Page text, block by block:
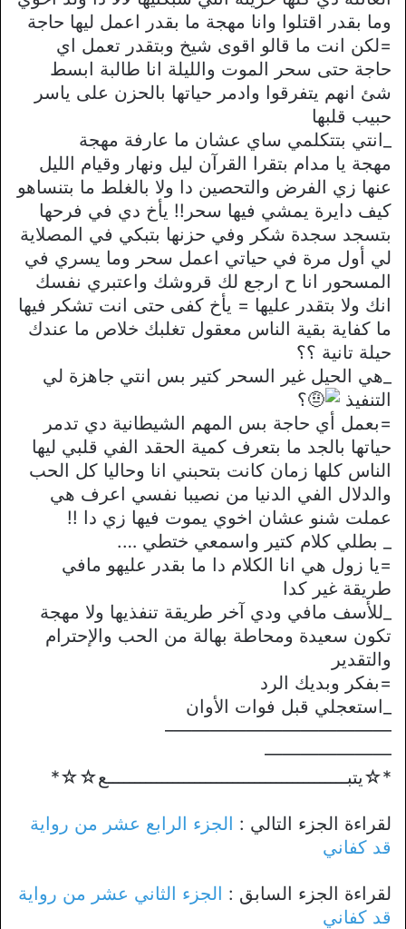
وما بقدر اقتلوا وانا مهجة ما بقدر اعمل ليها حاجة
=لكن انت ما قالو اقوى شيخ وبتقدر تعمل اي
حاجة حتى سحر الموت والليلة انا طالبة ابسط
شئ انهم يتفرقوا وادمر حياتها بالحزن على ياسر
حبيب قلبها
_انتي بتتكلمي ساي عشان ما عارفة مهجة
مهجة يا مدام بتقرا القرآن ليل ونهار وقيام الليل
عنها زي الفرض والتحصين دا ولا بالغلط ما بتنساهو
كيف دايرة يمشي فيها سحر!! يأخ دي في فرحها
بتسجد سجدة شكر وفي حزنها بتبكي في المصلاية
لي أول مرة في حياتي اعمل سحر وما يسري في
المسحور انا ح ارجع لك قروشك واعتبري نفسك
انك ولا بتقدر عليها = يأخ كفى حتى انت تشكر فيها
ما كفاية بقية الناس معقول تغلبك خلاص ما عندك
حيلة تانية ؟؟
_هي الحيل غير السحر كتير بس انتي جاهزة لي
التنفيذ
؟
=بعمل أي حاجة بس المهم الشيطانية دي تدمر
حياتها بالجد ما بتعرف كمية الحقد الفي قلبي ليها
الناس كلها زمان كانت بتحبني انا وحاليا كل الحب
والدلال الفي الدنيا من نصيبا نفسي اعرف هي
عملت شنو عشان اخوي يموت فيها زي دا !!
_ بطلي كلام كتير واسمعي ختطي ….
=يا زول هي انا الكلام دا ما بقدر عليهو مافي
طريقة غير كدا
_للأسف مافي ودي آخر طريقة تنفذيها ولا مهجة
تكون سعيدة ومحاطة بهالة من الحب والإحترام
والتقدير
=بفكر وبديك الرد
_استعجلي قبل فوات الأوان
————————————–
———————
*☆يتبــــــــــــــــــــــــــــــــــــــــــــع☆☆*
لقراءة الجزء التالي : الجزء الرابع عشر من رواية
قد كفاني
لقراءة الجزء السابق : الجزء الثاني عشر من رواية
قد كفاني